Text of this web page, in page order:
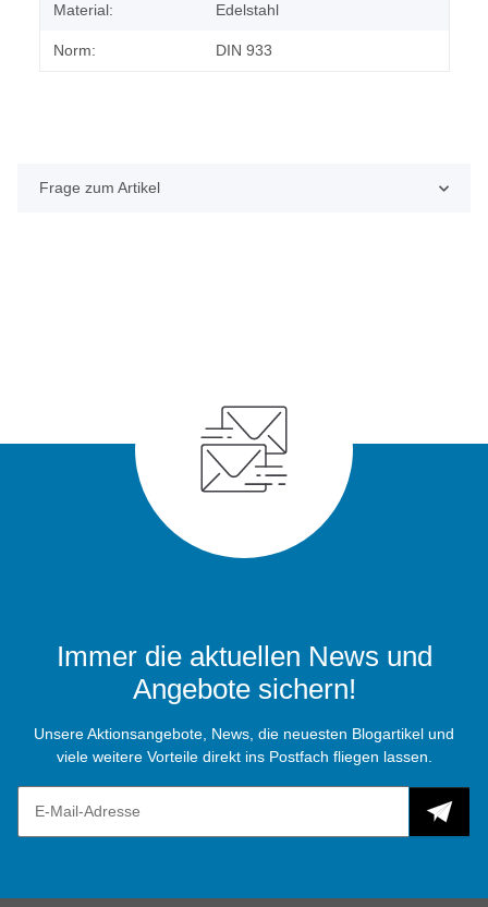
Material: Edelstahl
Norm: DIN 933
Frage zum Artikel
Immer die aktuellen News und
Angebote sichern!
Unsere Aktionsangebote, News, die neuesten Blogartikel und
viele weitere Vorteile direkt ins Postfach fliegen lassen.